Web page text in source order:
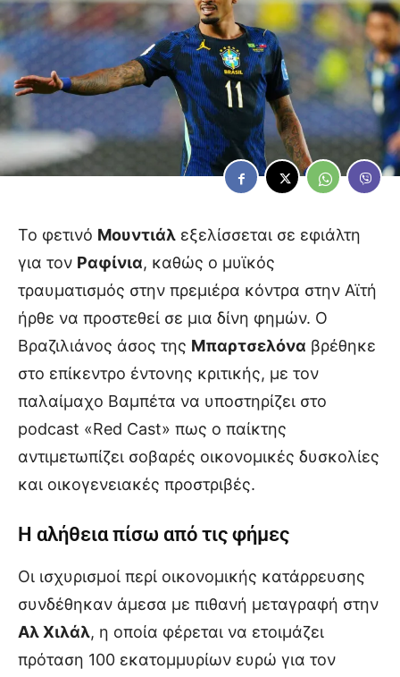
Το φετινό Μουντιάλ εξελίσσεται σε εφιάλτη
για τον Ραφίνια, καθώς ο μυϊκός
τραυματισμός στην πρεμιέρα κόντρα στην Αϊτή
ήρθε να προστεθεί σε μια δίνη φημών. Ο
Βραζιλιάνος άσος της Μπαρτσελόνα βρέθηκε
στο επίκεντρο έντονης κριτικής, με τον
παλαίμαχο Βαμπέτα να υποστηρίζει στο
podcast «Red Cast» πως ο παίκτης
αντιμετωπίζει σοβαρές οικονομικές δυσκολίες
και οικογενειακές προστριβές.
Η αλήθεια πίσω από τις φήμες
Οι ισχυρισμοί περί οικονομικής κατάρρευσης
συνδέθηκαν άμεσα με πιθανή μεταγραφή στην
Αλ Χιλάλ, η οποία φέρεται να ετοιμάζει
πρόταση 100 εκατομμυρίων ευρώ για τον